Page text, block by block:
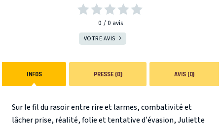
0 0 avis
VOTRE AVIS
INFOS PRESSE (0) AVIS (0)
Sur le fil du rasoir entre rire et larmes, combativité et
lâcher prise, réalité, folie et tentative d’évasion, Juliette